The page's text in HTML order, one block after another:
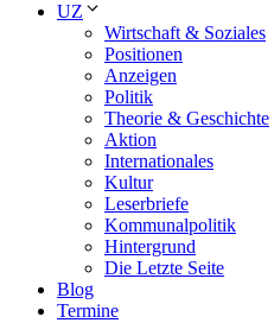
UZ
Wirtschaft & Soziales
Positionen
Anzeigen
Politik
Theorie & Geschichte
Aktion
Internationales
Kultur
Leserbriefe
Kommunalpolitik
Hintergrund
Die Letzte Seite
Blog
Termine